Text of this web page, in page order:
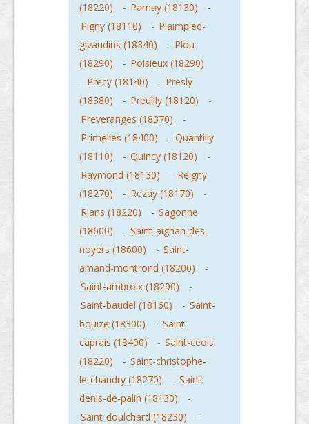
(18220) - Parnay (18130)
-
Pigny (18110)
- Plaimpied-
givaudins (18340)
- Plou
(18290)
- Poisieux (18290)
- Precy (18140) - Presly
(18380)
- Preuilly (18120)
-
Preveranges (18370)
-
Primelles (18400)
- Quantilly
(18110)
- Quincy (18120)
-
Raymond (18130)
- Reigny
(18270)
- Rezay (18170)
-
Rians (18220)
- Sagonne
(18600)
- Saint-aignan-des-
noyers (18600)
- Saint-
amand-montrond (18200)
-
Saint-ambroix (18290)
-
Saint-baudel (18160)
- Saint-
bouize (18300)
- Saint-
caprais (18400)
- Saint-ceols
(18220)
- Saint-christophe-
le-chaudry (18270)
- Saint-
denis-de-palin (18130)
-
Saint-doulchard (18230)
-